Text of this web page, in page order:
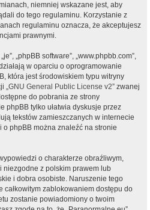
niemniej wskazane jest, aby
do tego regulaminu. Korzystanie z
regulaminu oznacza, że akceptujesz
prawnymi.
„phpBB software”, „www.phpbb.com”,
w oparciu o oprogramowanie
która jest środowiskiem typu witryny
„GNU General Public License v2” zwanej
do pobrania ze strony
phpBB tylko ułatwia dyskusje przez
tekstów zamieszczanych w internecie
phpBB można znaleźć na stronie
o charakterze obraźliwym,
niezgodne z polskim prawem lub
i dobra osobiste. Naruszenie tego
całkowitym zablokowaniem dostępu do
zostanie powiadomiony o twoim